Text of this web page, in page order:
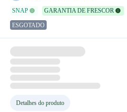
SNAP GARANTIA DE FRESCOR
ESGOTADO
Detalhes do produto